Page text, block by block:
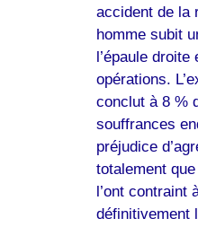
accident de la
homme subit
l’épaule
opérations.
conclut à 8 %
souffrances
préjudice
totalement
l’ont contraint
définitivement